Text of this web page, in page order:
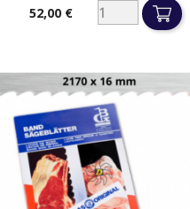
52,00 €